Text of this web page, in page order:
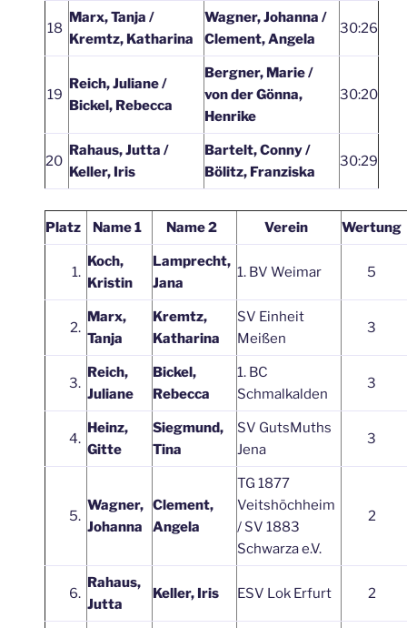
18
Marx, Tanja /
Kremtz, Katharina
Wagner, Johanna /
Clement, Angela
30:26
19
Reich, Juliane /
Bickel, Rebecca
Bergner, Marie /
von der Gönna,
Henrike
30:20
20
Rahaus, Jutta /
Keller, Iris
Bartelt, Conny /
Bölitz, Franziska
30:29
Platz Name 1 Name 2 Verein Wertung
1.
Koch,
Kristin
Lamprecht,
Jana
1. BV Weimar 5
2.
Marx,
Tanja
Kremtz,
Katharina
SV Einheit
Meißen
3
3.
Reich,
Juliane
Bickel,
Rebecca
1. BC
Schmalkalden
3
4.
Heinz,
Gitte
Siegmund,
Tina
SV GutsMuths
Jena
3
5.
Wagner,
Johanna
Clement,
Angela
TG 1877
Veitshöchheim
/ SV 1883
Schwarza e.V.
2
6.
Rahaus,
Jutta
Keller, Iris ESV Lok Erfurt 2